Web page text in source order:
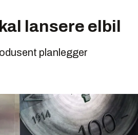
lansere elbil
planlegger